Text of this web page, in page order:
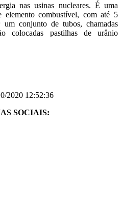
nas usinas nucleares. É uma
elemento combustível, com até 5
conjunto de tubos, chamadas
colocadas pastilhas de urânio
2020 12:52:36
SOCIAIS: